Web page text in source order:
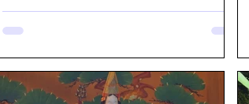
けて華やかに、それぞれの花を散りばめる。早
朝、6時前。そっと玄関の引き戸をカラカラと開
日の陽の光と空気を享受しながら歩く。可愛ら
しい木香（もっこう）バラが、フェンス一面を
黄色く飾り尽くす。木の枝々が作ったトンネル